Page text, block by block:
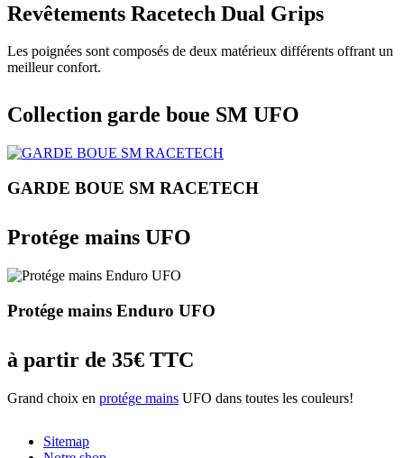
Revêtements Racetech Dual Grips
Les poignées sont composés de deux matérieux différents offrant un
meilleur confort.
Collection garde boue SM UFO
GARDE BOUE SM RACETECH
Protége mains UFO
Protége mains Enduro UFO
à partir de 35€ TTC
Grand choix en protége mains UFO dans toutes les couleurs!
Sitemap